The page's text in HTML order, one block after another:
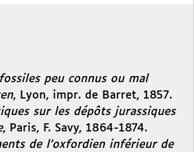
peu connus ou mal
, Lyon, impr. de Barret, 1857.
sur les dépôts jurassiques
, Paris, F. Savy, 1864-1874.
de l’oxfordien inférieur de